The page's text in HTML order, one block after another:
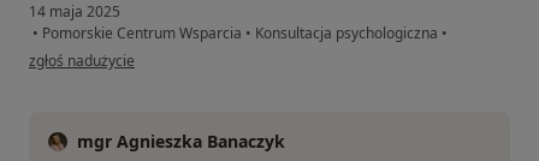
14 maja 2025
• Pomorskie Centrum Wsparcia • Konsultacja psychologiczna •
w opinii użytkownika WM
zgłoś nadużycie
mgr Agnieszka Banaczyk